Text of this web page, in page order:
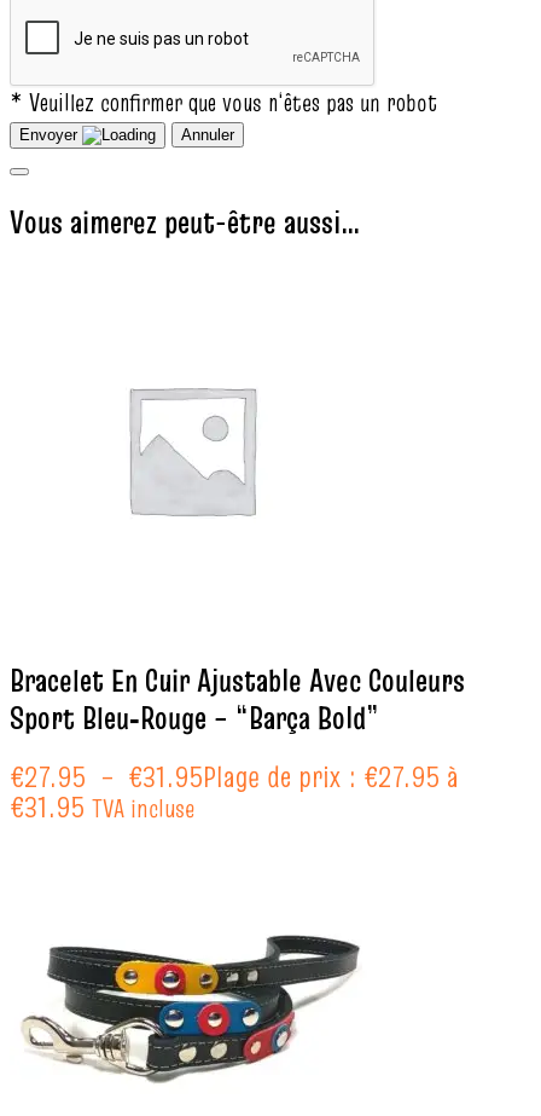
* Veuillez confirmer que vous n‘êtes pas un robot
Envoyer Annuler
Vous aimerez peut-être aussi…
Bracelet En Cuir Ajustable Avec Couleurs
Sport Bleu‑Rouge – “Barça Bold”
€27.95 – €31.95Plage de prix : €27.95 à
€31.95 TVA incluse